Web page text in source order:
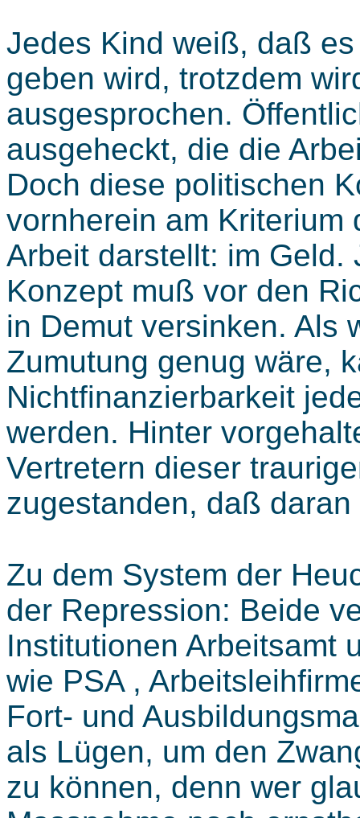
Jedes Kind weiß, daß
geben wird, trotzdem
ausgesprochen.
ausgeheckt, die die
Doch diese politischen
vornherein am Kriterium
Arbeit darstellt: im
Konzept muß vor den
in Demut versinken. Als
Zumutung genug wäre,
Nichtfinanzierbarkeit
werden. Hinter
Vertretern dieser
zugestanden, daß
Zu dem System der
der Repression: Beide
Institutionen Arbeitsamt
wie PSA ,
Fort- und
als Lügen, um den
zu können, denn wer